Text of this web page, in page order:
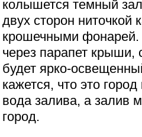
колышется темный
двух сторон ниточкой
крошечными фонарей.
через парапет крыши,
будет ярко-
кажется, что это
вода залива, а залив
город.